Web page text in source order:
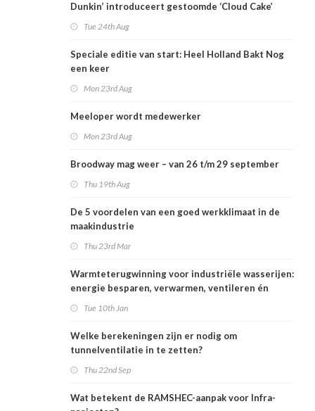
Dunkin’ introduceert gestoomde ‘Cloud Cake’
Tue 24th Aug
Speciale editie van start: Heel Holland Bakt Nog
een keer
Mon 23rd Aug
Meeloper wordt medewerker
Mon 23rd Aug
Broodway mag weer – van 26 t/m 29 september
Thu 19th Aug
De 5 voordelen van een goed werkklimaat in de
maakindustrie
Thu 23rd Mar
Warmteterugwinning voor industriële wasserijen:
energie besparen, verwarmen, ventileren én
Tue 10th Jan
Welke berekeningen zijn er nodig om
tunnelventilatie in te zetten?
Thu 22nd Sep
Wat betekent de RAMSHEC-aanpak voor Infra-